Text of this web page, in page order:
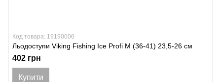
Код товара: 19190006
Льодоступи Viking Fishing Ice Profi M (36-41) 23,5-26 см
402 грн
Купити